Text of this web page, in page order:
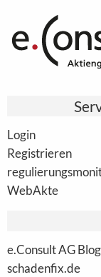
Login
Registrieren
WebAkte
e.Consult AG Blog
schadenfix.de